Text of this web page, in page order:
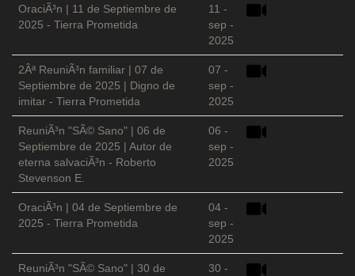
OraciÃ³n | 11 de Septiembre de
2025 - Tierra Prometida
11 -
sep -
2025
2Âª ReuniÃ³n familiar | 07 de
Septiembre de 2025 | Digno de
imitar - Tierra Prometida
07 -
sep -
2025
ReuniÃ³n "SÃ© Sano" | 06 de
Septiembre de 2025 | Autor de
eterna salvaciÃ³n - Roberto
Stevenson E.
06 -
sep -
2025
OraciÃ³n | 04 de Septiembre de
2025 - Tierra Prometida
04 -
sep -
2025
ReuniÃ³n "SÃ© Sano" | 30 de
30 -